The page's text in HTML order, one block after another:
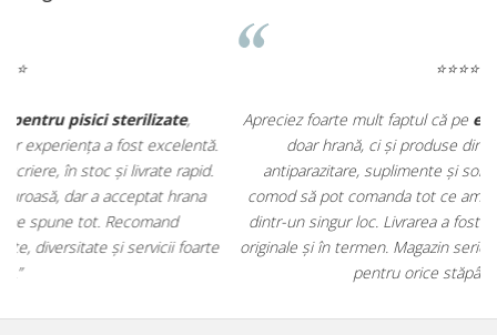
Apreciez foarte mult faptul că peehranaanimale.rogăsesc nu
doar hrană, ci și produse din
farmacia veterinară:
antiparazitare, suplimente și soluții de îngrijire. Este foarte
comod să pot comanda tot ce am nevoie pentru animalul meu
dintr-un singur loc. Livrarea a fost rapidă, iar produsele au fost
originale și în termen. Magazin serios, bine organizat și foarte util
pentru orice stăpân de animale.